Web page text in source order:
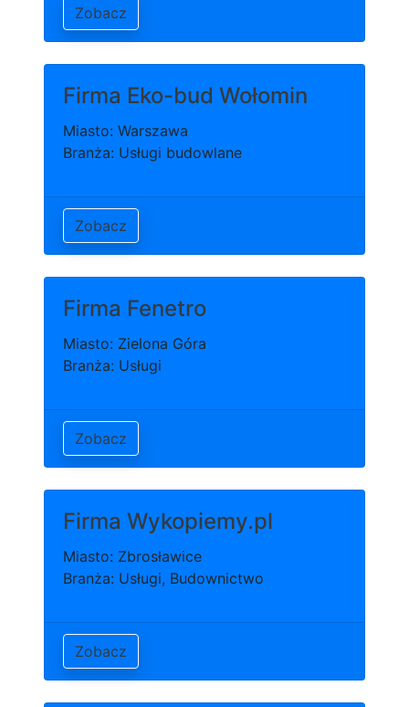
Zobacz
Firma Eko-bud Wołomin
Miasto: Warszawa
Branża: Usługi budowlane
Zobacz
Firma Fenetro
Miasto: Zielona Góra
Branża: Usługi
Zobacz
Firma Wykopiemy.pl
Miasto: Zbrosławice
Branża: Usługi, Budownictwo
Zobacz